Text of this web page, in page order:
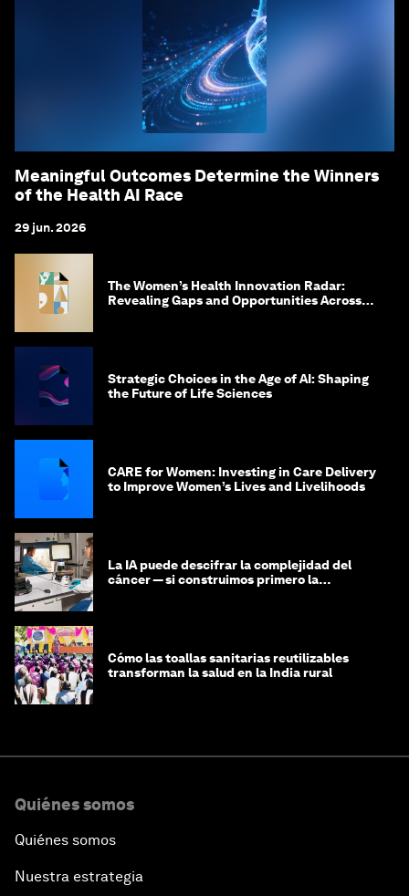
Meaningful Outcomes Determine the Winners
of the Health AI Race
29 jun. 2026
The Women’s Health Innovation Radar:
Revealing Gaps and Opportunities Across
Strategic Choices in the Age of AI: Shaping
the Future of Life Sciences
CARE for Women: Investing in Care Delivery
to Improve Women’s Lives and Livelihoods
La IA puede descifrar la complejidad del
cáncer — si construimos primero la
Cómo las toallas sanitarias reutilizables
transforman la salud en la India rural
Quiénes somos
Quiénes somos
Nuestra estrategia